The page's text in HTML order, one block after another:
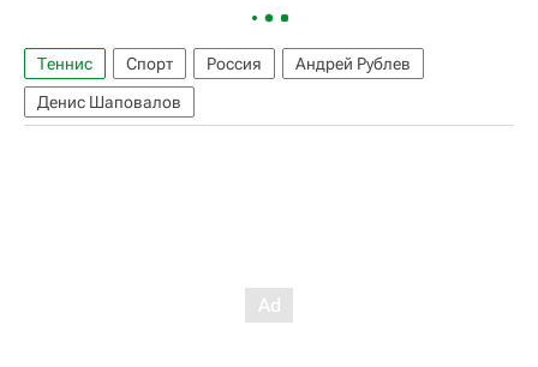
Теннис Спорт Россия
Андрей Рублев
Денис Шаповалов